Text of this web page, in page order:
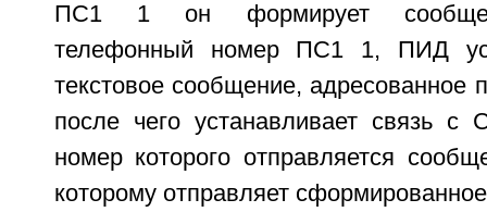
ПС1 1 он формирует
телефонный номер ПС1 1, ПИД
текстовое сообщение, адресованное
после чего устанавливает связь
номер которого отправляется
которому отправляет